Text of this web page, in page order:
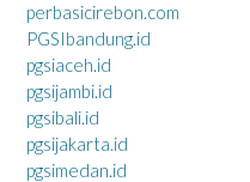
perbasicirebon.com
PGSIbandung.id
pgsiaceh.id
pgsijambi.id
pgsibali.id
pgsijakarta.id
pgsimedan.id